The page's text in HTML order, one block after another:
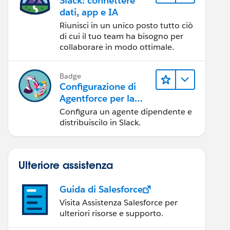
dati, app e IA
Riunisci in un unico posto tutto ciò
di cui il tuo team ha bisogno per
collaborare in modo ottimale.
Badge
Configurazione di
Agentforce per la
distribuzione in
Slack
Configura un agente dipendente e
distribuiscilo in Slack.
Ulteriore assistenza
Guida di Salesforce
Visita Assistenza Salesforce per
ulteriori risorse e supporto.